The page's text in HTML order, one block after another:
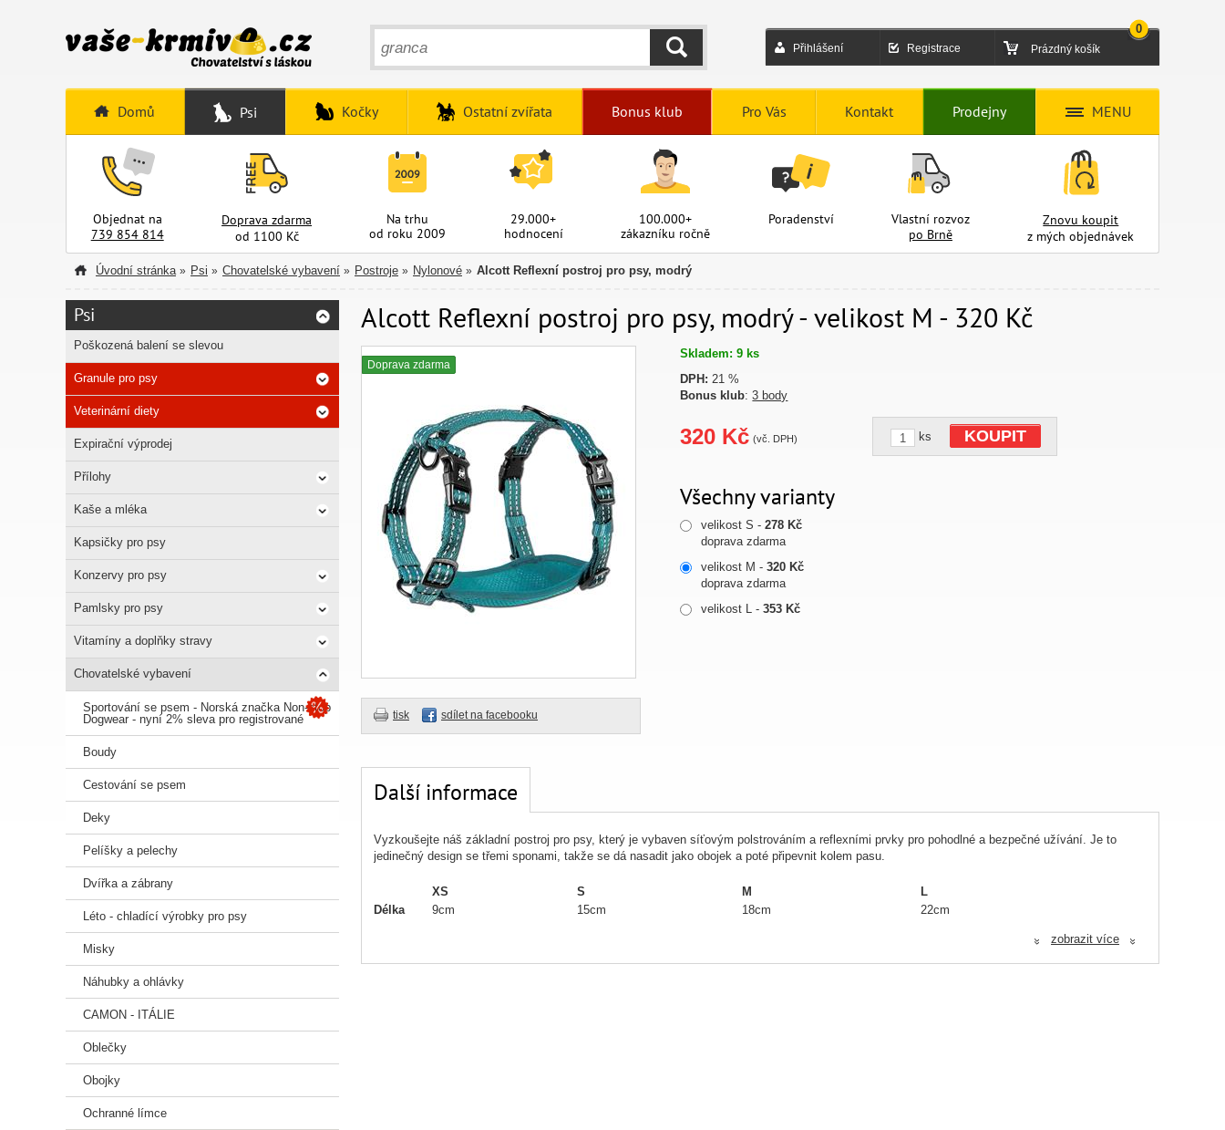
Přihlášení Registrace Prázdný košík
0
HLEDAT
Domů Psi Kočky Ostatní zvířata Bonus klub Pro Vás Kontakt Prodejny MENU
Objednat na
739 854 814
Doprava zdarma
od 1100 Kč
Na trhu
od roku 2009
29.000+
hodnocení
100.000+
zákazníku ročně
Poradenství
Vlastní rozvoz
po Brně
Znovu koupit
z mých objednávek
Úvodní stránka » Psi » Chovatelské vybavení » Postroje » Nylonové » Alcott Reflexní postroj pro psy, modrý
Alcott Reflexní postroj pro psy, modrý - velikost M - 320 Kč
Doprava zdarma
tisk sdílet na facebooku
Skladem: 9 ks
DPH: 21 %
Bonus klub:3 body
320 Kč (vč. DPH) ks KOUPIT
Všechny varianty
velikost S -278 Kč
doprava zdarma
velikost M -320 Kč
doprava zdarma
velikost L -353 Kč
Další informace
Vyzkoušejte náš základní postroj pro psy, který je vybaven síťovým polstrováním a reflexními prvky pro pohodlné a bezpečné užívání. Je to
jedinečný design se třemi sponami, takže se dá nasadit jako obojek a poté připevnit kolem pasu.
XS S M
L
Délka
9cm 15cm 18cm
22cm
« zobrazit více «
Psi
Poškozená balení se slevou
Granule pro psy
Veterinární diety
Expirační výprodej
Přílohy
Kaše a mléka
Kapsičky pro psy
Konzervy pro psy
Pamlsky pro psy
Vitamíny a doplňky stravy
Chovatelské vybavení
Sportování se psem - Norská značka Non-stop
Dogwear - nyní 2% sleva pro registrované
Boudy
Cestování se psem
Deky
Pelíšky a pelechy
Dvířka a zábrany
Léto - chladící výrobky pro psy
Misky
Náhubky a ohlávky
CAMON - ITÁLIE
Oblečky
Obojky
Ochranné límce